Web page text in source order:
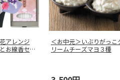
アレンジ
お線香セッ
＜お中元＞いぶりがっこ
リームチーズマヨ３種